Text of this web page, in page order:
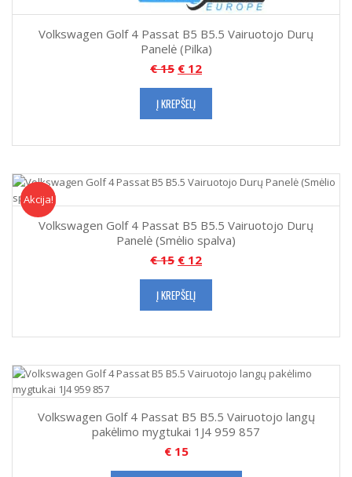
Volkswagen Golf 4 Passat B5 B5.5 Vairuotojo Durų
Panelė (Pilka)
€15 € 12
Į KREPŠELĮ
Akcija
Akcija!
Volkswagen Golf 4 Passat B5 B5.5 Vairuotojo Durų
Panelė (Smėlio spalva)
€15 € 12
Į KREPŠELĮ
Volkswagen Golf 4 Passat B5 B5.5 Vairuotojo langų
pakėlimo mygtukai 1J4 959 857
€15